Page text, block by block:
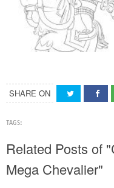
SHARE ON
TAGS:
Related Posts of
Mega Chevalier"